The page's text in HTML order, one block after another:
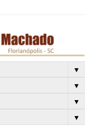
▼
▼
▼
▼